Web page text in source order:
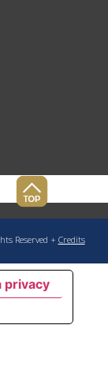
Reserved + Credits
privacy